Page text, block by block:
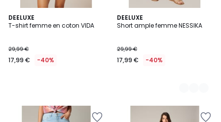
DEELUXE
T-shirt femme en coton VIDA
29,99 €
17,99 € -40%
DEELUXE
Short ample femme NESSIKA
29,99 €
17,99 € -40%
3
Couleurs